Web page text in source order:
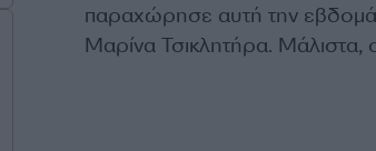
παραχώρησε αυτή την
Μαρίνα Τσικλητήρα. Μάλιστα,